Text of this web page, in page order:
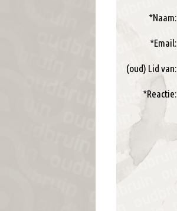
*Naam:
*Email:
(oud) Lid van:
*Reactie: